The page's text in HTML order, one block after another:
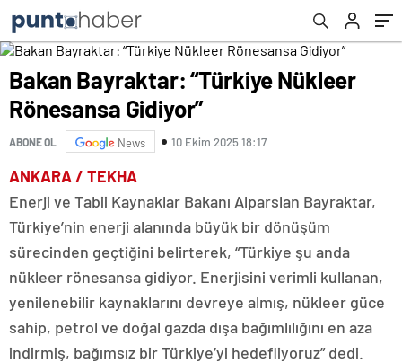
Bakan Bayraktar: “Türkiye Nükleer
Rönesansa Gidiyor”
ABONE OL News 10 Ekim 2025 18:17
ANKARA / TEKHA
Enerji ve Tabii Kaynaklar Bakanı Alparslan Bayraktar,
Türkiye’nin enerji alanında büyük bir dönüşüm
sürecinden geçtiğini belirterek, “Türkiye şu anda
nükleer rönesansa gidiyor. Enerjisini verimli kullanan,
yenilenebilir kaynaklarını devreye almış, nükleer güce
sahip, petrol ve doğal gazda dışa bağımlılığını en aza
indirmiş, bağımsız bir Türkiye’yi hedefliyoruz” dedi.